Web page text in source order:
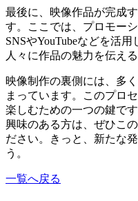
最後に、映像作品が完成
す。ここでは、プロモー
SNSやYouTubeなどを活
人々に作品の魅力を伝え
映像制作の裏側には、多
まっています。このプロ
楽しむための一つの鍵で
興味のある方は、ぜひこ
ださい。きっと、新たな
う。
一覧へ戻る